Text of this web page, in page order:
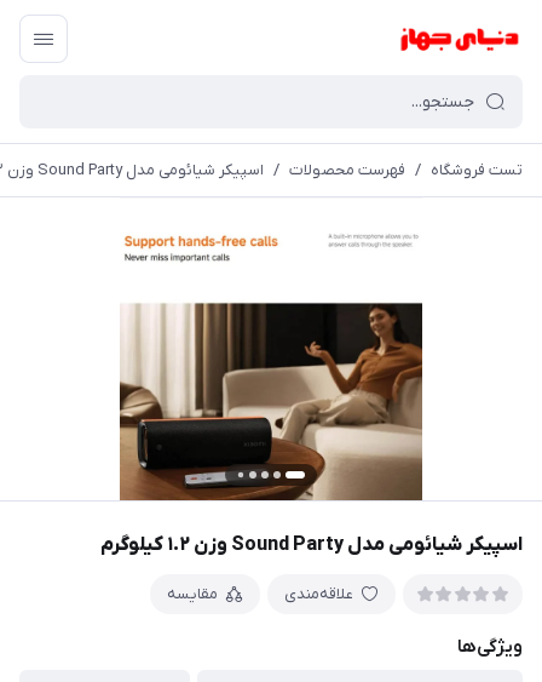
تست فروشگاه / فهرست محصولات / اسپیکر شیائومی مدل Sound Party وزن ۱.۲ کیلوگرم
اسپیکر شیائومی مدل Sound Party وزن ۱.۲ کیلوگرم
علاقه‌مندی مقایسه
ویژگی‌ها